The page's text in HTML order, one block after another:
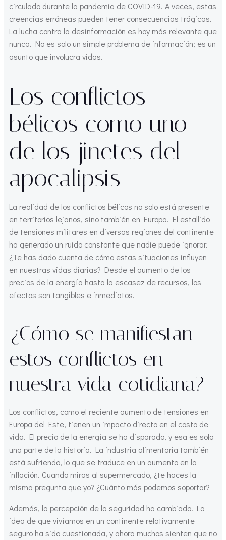
circulado durante la pandemia de COVID-19. A veces, estas
creencias erróneas pueden tener consecuencias trágicas.
La lucha contra la desinformación es hoy más relevante que
nunca. No es solo un simple problema de información; es un
asunto que involucra vidas.
Los conflictos
bélicos como uno
de los jinetes del
apocalipsis
La realidad de los conflictos bélicos no solo está presente
en territorios lejanos, sino también en Europa. El estallido
de tensiones militares en diversas regiones del continente
ha generado un ruido constante que nadie puede ignorar.
¿Te has dado cuenta de cómo estas situaciones influyen
en nuestras vidas diarias? Desde el aumento de los
precios de la energía hasta la escasez de recursos, los
efectos son tangibles e inmediatos.
¿Cómo se manifiestan
estos conflictos en
nuestra vida cotidiana?
Los conflictos, como el reciente aumento de tensiones en
Europa del Este, tienen un impacto directo en el costo de
vida. El precio de la energía se ha disparado, y esa es solo
una parte de la historia. La industria alimentaria también
está sufriendo, lo que se traduce en un aumento en la
inflación. Cuando miras al supermercado, ¿te haces la
misma pregunta que yo? ¿Cuánto más podemos soportar?
Además, la percepción de la seguridad ha cambiado. La
idea de que vivíamos en un continente relativamente
seguro ha sido cuestionada, y ahora muchos sienten que no